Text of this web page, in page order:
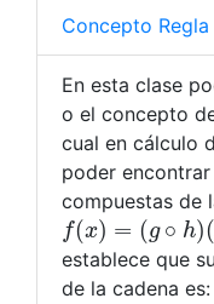
Concepto
En esta clase
o el concepto
cual en cálculo
poder
compuestas de
f(x)=(g∘h) (x)
establece que
de la cadena es: